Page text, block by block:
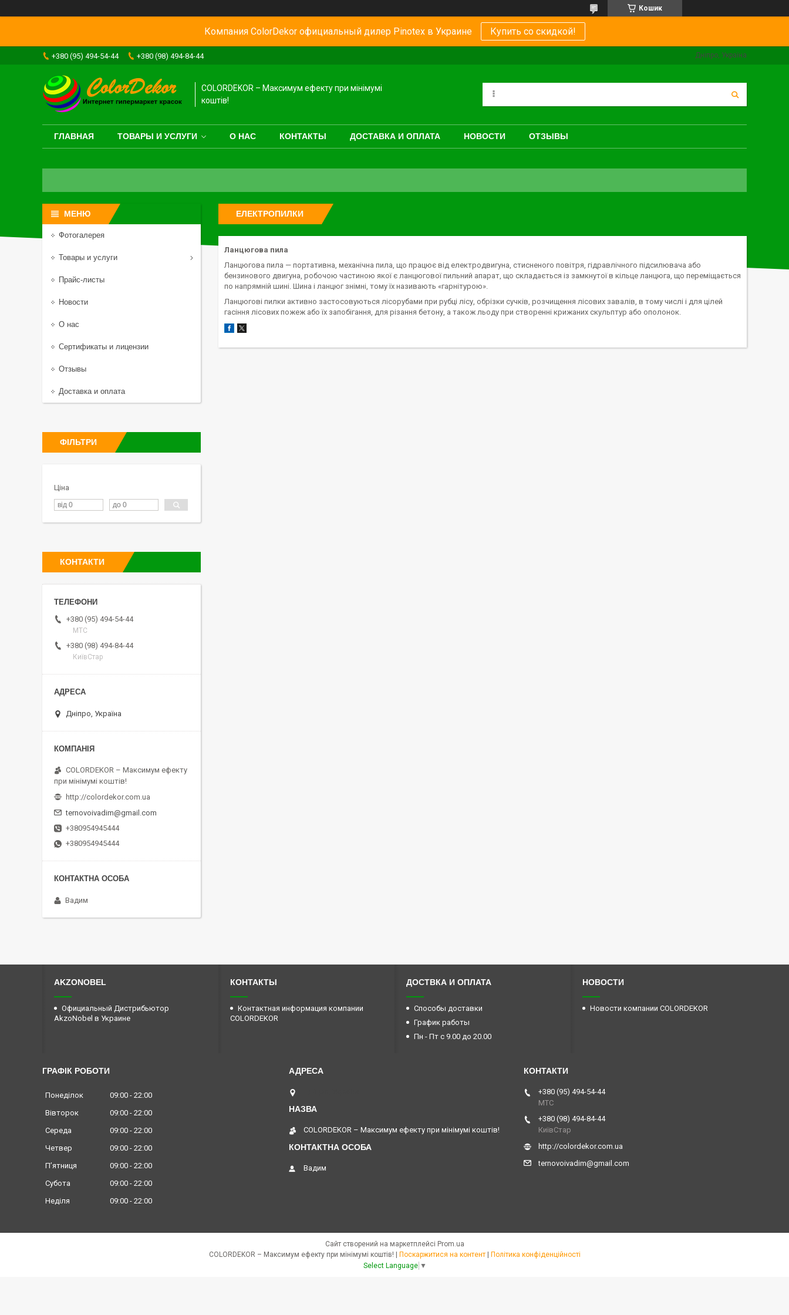
Кошик
Компания ColorDekor официальный дилер Pinotex в Украине Купить со скидкой!
+380 (95) 494-54-44 +380 (98) 494-84-44 Дніпро, Україна
COLORDEKOR – Максимум ефекту при мінімумі
коштів!
ГЛАВНАЯ ТОВАРЫ И УСЛУГИ О НАС КОНТАКТЫ ДОСТАВКА И ОПЛАТА НОВОСТИ ОТЗЫВЫ
ЕЛЕКТРОПИЛКИ
Ланцюгова пила
Ланцюгова пила — портативна, механічна пила, що працює від електродвигуна, стисненого повітря, гідравлічного підсилювача або
бензинового двигуна, робочою частиною якої є ланцюгової пильний апарат, що складається із замкнутої в кільце ланцюга, що переміщається
по напрямній шині. Шина і ланцюг знімні, тому їх називають «гарнітурою».
Ланцюгові пилки активно застосовуються лісорубами при рубці лісу, обрізки сучків, розчищення лісових завалів, в тому числі і для цілей
гасіння лісових пожеж або їх запобігання, для різання бетону, а також льоду при створенні крижаних скульптур або ополонок.
Фотогалерея
Товары и услуги
Прайс-листы
Новости
О нас
Сертификаты и лицензии
Отзывы
Доставка и оплата
ФІЛЬТРИ
Ціна
КОНТАКТИ
+380 (95) 494-54-44
МТС
+380 (98) 494-84-44
КиївСтар
Дніпро, Україна
COLORDEKOR – Максимум ефекту
при мінімумі коштів!
http://colordekor.com.ua
ternovoivadim@gmail.com
+380954945444
+380954945444
Вадим
AKZONOBEL
Официальный Дистрибьютор
AkzoNobel в Украине
КОНТАКТЫ
Контактная информация компании
COLORDEKOR
ДОСТВКА И ОПЛАТА
Способы доставки
График работы
Пн - Пт с 9.00 до 20.00
НОВОСТИ
Новости компании COLORDEKOR
ГРАФІК РОБОТИ
Понеділок 09:00
22:00
Вівторок
09:00
22:00
Середа
09:00
22:00
Четвер
09:00
22:00
Пʼятниця
09:00
22:00
Субота
09:00
22:00
Неділя
09:00 22:00
COLORDEKOR – Максимум ефекту при мінімумі коштів!
Вадим
+380 (95) 494-54-44
МТС
+380 (98) 494-84-44
КиївСтар
http://colordekor.com.ua
ternovoivadim@gmail.com
Сайт створений на маркетплейсі Prom.ua
Поскаржитися на контент
Політика конфіденційності
Select Language ▼